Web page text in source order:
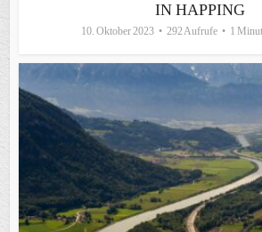
IN HAPPING
10. Oktober 2023 292 Aufrufe 1